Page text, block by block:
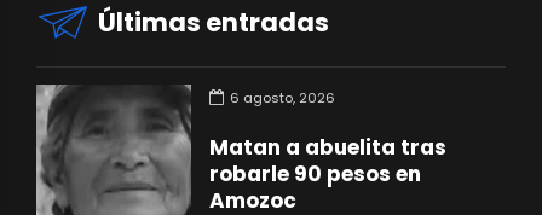
Últimas entradas
6 agosto, 2026
Matan a abuelita tras
robarle 90 pesos en
Amozoc